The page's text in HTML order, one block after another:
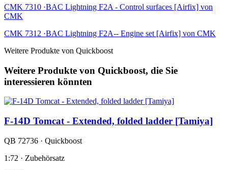
CMK 7310 ·BAC Lightning F2A - Control surfaces [Airfix] von
CMK
CMK 7312 ·BAC Lightning F2A-- Engine set [Airfix] von CMK
Weitere Produkte von Quickboost
Weitere Produkte von Quickboost, die Sie
interessieren könnten
F-14D Tomcat - Extended, folded ladder [Tamiya]
QB 72736 · Quickboost
1:72 · Zubehörsatz